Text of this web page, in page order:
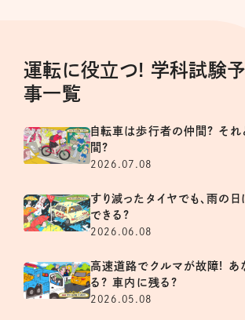
運転に役立つ! 学科試験
事一覧
自転車は歩行者の仲間? それ
間?
2026.07.08
すり減ったタイヤでも、雨の
できる?
2026.06.08
高速道路でクルマが故障! あ
る? 車内に残る?
2026.05.08